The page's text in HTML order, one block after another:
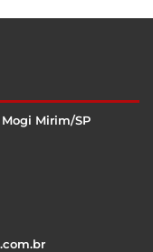
Mogi Mirim/SP